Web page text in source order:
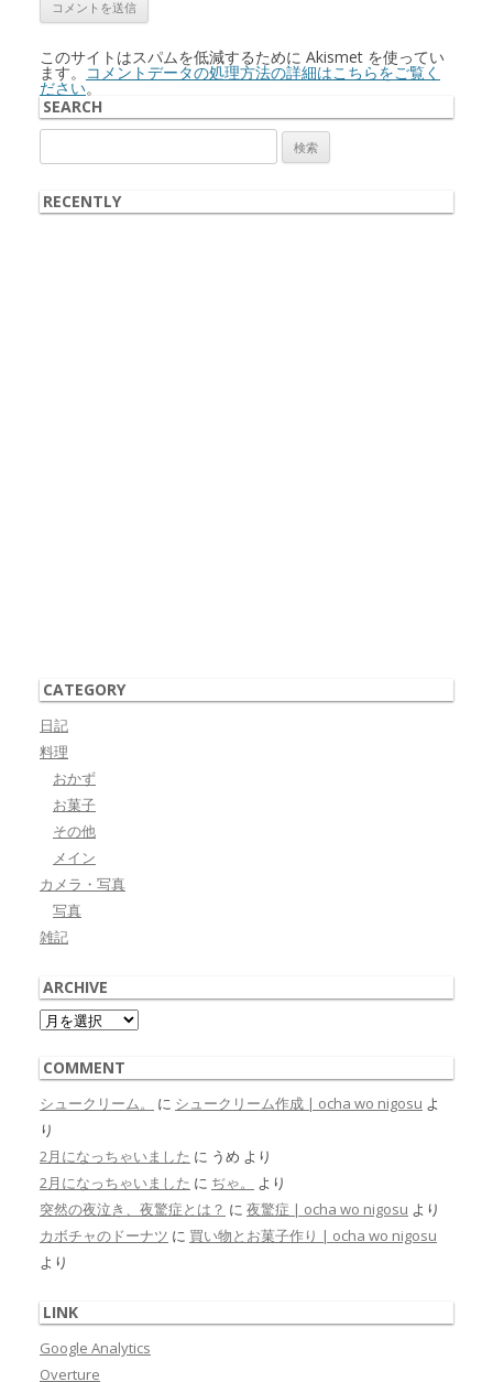
このサイトはスパムを低減するために Akismet を使ってい
ます。 コメントデータの処理方法の詳細はこちらをご覧く
ださい。
SEARCH
索:
RECENTLY
CATEGORY
日記
料理
おかず
お菓子
その他
メイン
カメラ・写真
写真
雑記
ARCHIVE
Archive
COMMENT
シュークリーム。 に シュークリーム作成 | ocha wo nigosu よ
り
2月になっちゃいました に うめ より
2月になっちゃいました に ぢゃ。
より
突然の夜泣き、夜驚症とは？ に 夜驚症 | ocha wo nigosu より
カボチャのドーナツ に 買い物とお菓子作り | ocha wo nigosu
より
LINK
Google Analytics
Overture